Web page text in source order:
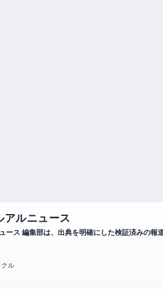
アルニュース
ース 編集部は、出典を明確にした検証済みの報
クル